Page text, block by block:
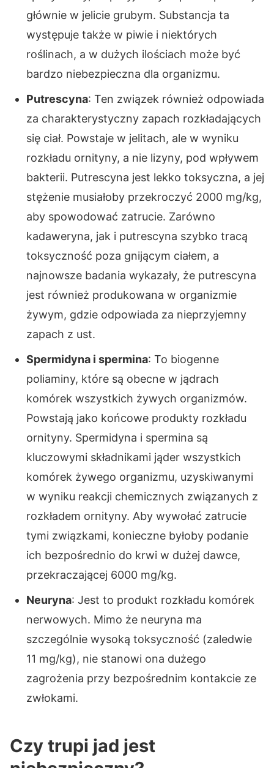
głównie w jelicie grubym. Substancja ta
występuje także w piwie i niektórych
roślinach, a w dużych ilościach może być
bardzo niebezpieczna dla organizmu.
Putrescyna: Ten związek również odpowiada
za charakterystyczny zapach rozkładających
się ciał. Powstaje w jelitach, ale w wyniku
rozkładu ornityny, a nie lizyny, pod wpływem
bakterii. Putrescyna jest lekko toksyczna, a jej
stężenie musiałoby przekroczyć 2000 mg/kg,
aby spowodować zatrucie. Zarówno
kadaweryna, jak i putrescyna szybko tracą
toksyczność poza gnijącym ciałem, a
najnowsze badania wykazały, że putrescyna
jest również produkowana w organizmie
żywym, gdzie odpowiada za nieprzyjemny
zapach z ust.
Spermidyna i spermina: To biogenne
poliaminy, które są obecne w jądrach
komórek wszystkich żywych organizmów.
Powstają jako końcowe produkty rozkładu
ornityny. Spermidyna i spermina są
kluczowymi składnikami jąder wszystkich
komórek żywego organizmu, uzyskiwanymi
w wyniku reakcji chemicznych związanych z
rozkładem ornityny. Aby wywołać zatrucie
tymi związkami, konieczne byłoby podanie
ich bezpośrednio do krwi w dużej dawce,
przekraczającej 6000 mg/kg.
Neuryna: Jest to produkt rozkładu komórek
nerwowych. Mimo że neuryna ma
szczególnie wysoką toksyczność (zaledwie
11 mg/kg), nie stanowi ona dużego
zagrożenia przy bezpośrednim kontakcie ze
zwłokami.
Czy trupi jad jest